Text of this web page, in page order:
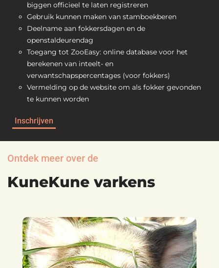
biggen officieel te laten registreren
Gebruik kunnen maken van stamboekberen
Deelname aan fokkersdagen en de
openstaldeurendag
Toegang tot ZooEasy: online database voor het
berekenen van inteelt- en
verwantschapspercentages (voor fokkers)
Vermelding op de website om als fokker gevonden
te kunnen worden
Inschrijven
Ontdek meer over de
KuneKune varkens